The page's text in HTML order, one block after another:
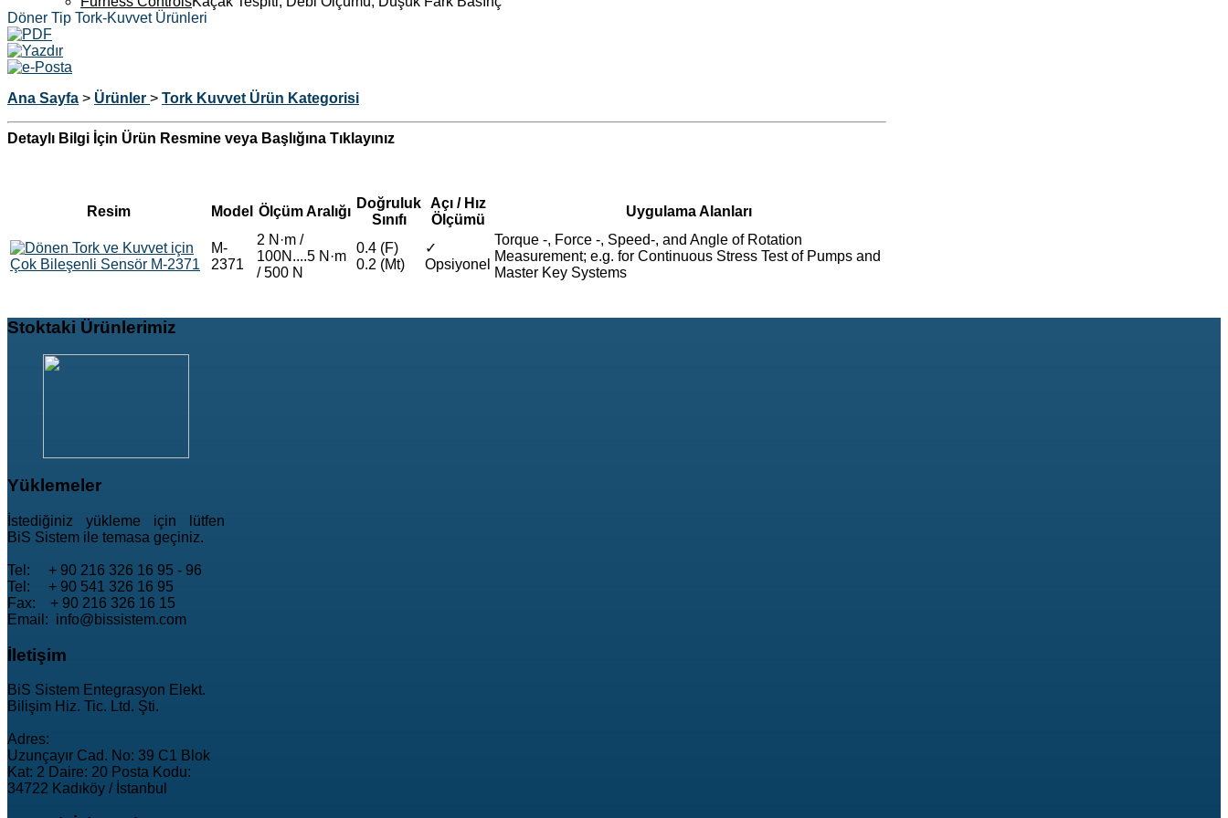
Döner Tip Tork-Kuvvet Ürünleri
Ana Sayfa > Ürünler > Tork Kuvvet Ürün Kategorisi
Detaylı Bilgi İçin Ürün Resmine veya Başlığına Tıklayınız
Resim Model Ölçüm Aralığı
Doğruluk
Sınıfı
Açı / Hız
Ölçümü
Uygulama Alanları
M-
2371
2 N·m /
100N....5 N·m
/ 500 N
0.4 (F)
0.2 (Mt)
✓
Opsiyonel
Torque -, Force -, Speed-, and Angle of Rotation
Measurement; e.g. for Continuous Stress Test of Pumps and
Master Key Systems
Stoktaki Ürünlerimiz
Yüklemeler
İstediğiniz yükleme için lütfen
BiS Sistem ile temasa geçiniz.
Tel: + 90 216 326 16 95 - 96
Tel: + 90 541 326 16 95
Fax: + 90 216 326 16 15
Email: info@bissistem.com
İletişim
BiS Sistem Entegrasyon Elekt.
Bilişim Hiz. Tic. Ltd. Şti.
Adres:
Uzunçayır Cad. No: 39 C1 Blok
Kat: 2 Daire: 20 Posta Kodu:
34722 Kadıköy / İstanbul